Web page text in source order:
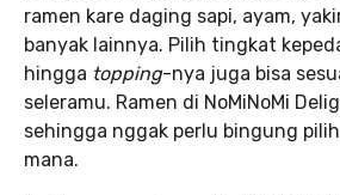
ramen kare daging sapi, ayam,
banyak lainnya. Pilih tingkat
hingga topping-nya juga bisa
seleramu. Ramen di NoMiNoMi
sehingga nggak perlu bingung pilih
mana.